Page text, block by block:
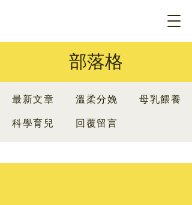
部落格
最新文章
科學育兒
溫柔分娩 母乳餵養
回覆留言